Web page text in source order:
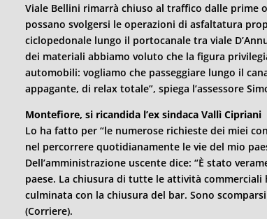
Viale Bellini rimarrà chiuso al traffico dalle prime
possano svolgersi le operazioni di asfaltatura
ciclopedonale lungo il portocanale tra viale
dei materiali abbiamo voluto che la figura
automobili: vogliamo che passeggiare lungo il
appagante, di relax totale”, spiega l’assessore
Montefiore, si ricandida l’ex sindaca Vallì Cipriani
Lo ha fatto per “le numerose richieste dei miei
nel percorrere quotidianamente le vie del mio
Dell’amministrazione uscente dice: “È stato
paese. La chiusura di tutte le attività
culminata con la chiusura del bar. Sono
(Corriere).